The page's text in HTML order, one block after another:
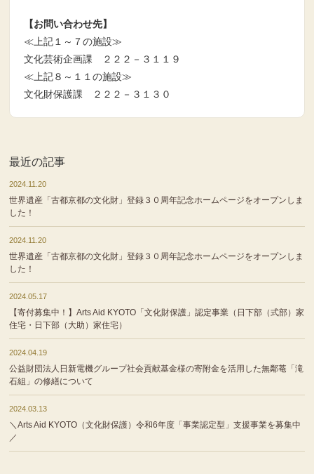
【お問い合わせ先】
≪上記１～７の施設≫
文化芸術企画課 ２２２－３１１９
≪上記８～１１の施設≫
文化財保護課 ２２２－３１３０
最近の記事
2024.11.20
世界遺産「古都京都の文化財」登録３０周年記念ホームページをオープンしま
した！
2024.11.20
世界遺産「古都京都の文化財」登録３０周年記念ホームページをオープンしま
した！
2024.05.17
【寄付募集中！】Arts Aid KYOTO「文化財保護」認定事業（日下部（式部）家
住宅・日下部（大助）家住宅）
2024.04.19
公益財団法人日新電機グループ社会貢献基金様の寄附金を活用した無鄰菴「滝
石組」の修繕について
2024.03.13
＼Arts Aid KYOTO（文化財保護）令和6年度「事業認定型」支援事業を募集中
／